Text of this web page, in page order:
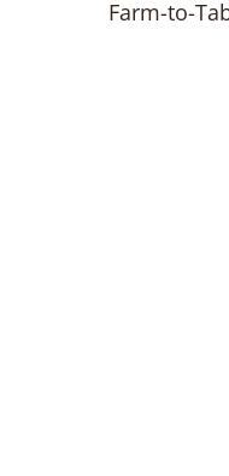
Farm-to-